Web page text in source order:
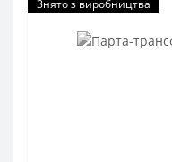
Знято з виробництва